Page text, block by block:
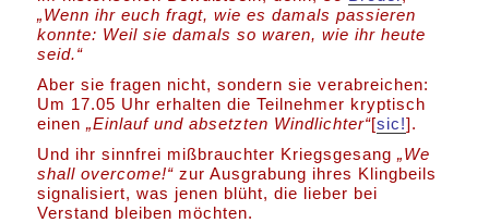
„Wenn ihr euch fragt, wie es damals passieren
konnte: Weil sie damals so waren, wie ihr heute
seid.“
Aber sie fragen nicht, sondern sie verabreichen:
Um 17.05 Uhr erhalten die Teilnehmer kryptisch
einen„Einlauf und absetzten Windlichter“[sic!].
Und ihr sinnfrei mißbrauchter Kriegsgesang„We
shall overcome!“ zur Ausgrabung ihres Klingbeils
signalisiert, was jenen blüht, die lieber bei
Verstand bleiben möchten.